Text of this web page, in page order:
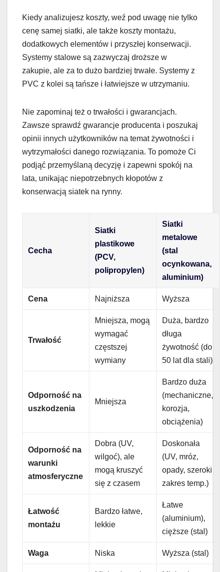
Kiedy analizujesz koszty, weź pod uwagę nie tylko
cenę samej siatki, ale także koszty montażu,
dodatkowych elementów i przyszłej konserwacji.
Systemy stalowe są zazwyczaj droższe w
zakupie, ale za to dużo bardziej trwałe. Systemy z
PVC z kolei są tańsze i łatwiejsze w utrzymaniu.
Nie zapominaj też o trwałości i gwarancjach.
Zawsze sprawdź gwarancje producenta i poszukaj
opinii innych użytkowników na temat żywotności i
wytrzymałości danego rozwiązania. To pomoże Ci
podjąć przemyślaną decyzję i zapewni spokój na
lata, unikając niepotrzebnych kłopotów z
konserwacją siatek na rynny.
Cecha
Siatki
plastikowe
(PCV,
polipropylen)
Siatki
metalowe
(stal
ocynkowana,
aluminium)
Cena Najniższa Wyższa
Trwałość
Mniejsza, mogą
wymagać
częstszej
wymiany
Duża, bardzo
długa
żywotność (do
50 lat dla stali)
Odporność na
uszkodzenia
Mniejsza
Bardzo duża
(mechaniczne,
korozja,
obciążenia)
Odporność na
warunki
atmosferyczne
Dobra (UV,
wilgoć), ale
mogą kruszyć
się z czasem
Doskonała
(UV, mróz,
opady, szeroki
zakres temp.)
Łatwość
montażu
Bardzo łatwe,
lekkie
Łatwe
(aluminium),
cięższe (stal)
Waga Niska Wyższa (stal)